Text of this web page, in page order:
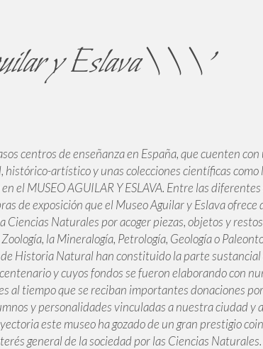
y Eslava\\\'
centros de enseñanza en España, que cuenten
histórico-artístico y unas colecciones científicas como
el MUSEO AGUILAR Y ESLAVA. Entre las diferentes
de exposición que el Museo Aguilar y Eslava ofrece
Ciencias Naturales por acoger piezas, objetos y
la Mineralogía, Petrología, Geología o
Historia Natural han constituido la parte sustancial
y cuyos fondos se fueron elaborando con
al tiempo que se reciban importantes donaciones
y personalidades vinculadas a nuestra ciudad y
este museo ha gozado de un gran prestigio
general de la sociedad por las Ciencias